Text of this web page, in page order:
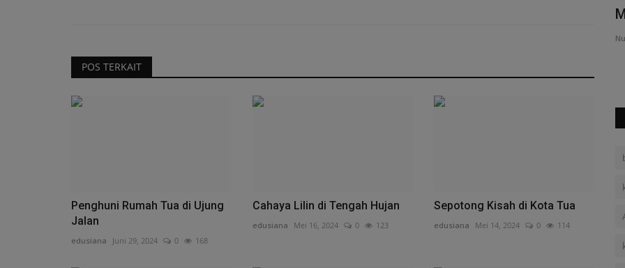
POS TERKAIT
Penghuni Rumah Tua di Ujung
Jalan
edusiana Juni 29, 2024 0 168
Cahaya Lilin di Tengah Hujan
edusiana Mei 16, 2024 0 123
Sepotong Kisah di Kota Tua
edusiana Mei 14, 2024 0 114